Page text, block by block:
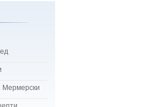
Мермерски